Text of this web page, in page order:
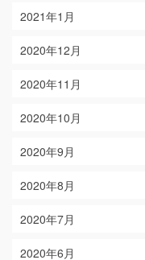
2021年1月
2020年12月
2020年11月
2020年10月
2020年9月
2020年8月
2020年7月
2020年6月